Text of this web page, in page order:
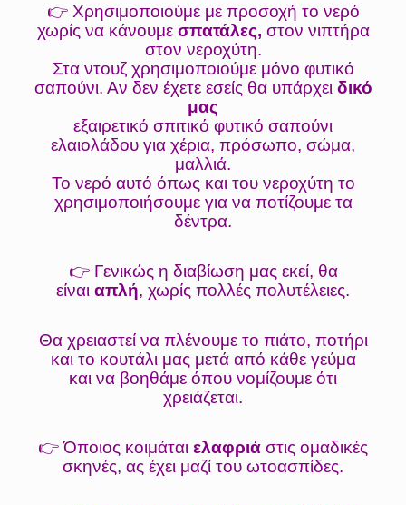
👉 Χρησιμοποιούμε με προσοχή το νερό
χωρίς να κάνουμε σπατάλες, στον νιπτήρα
στον νεροχύτη.
Στα ντουζ χρησιμοποιούμε μόνο φυτικό
σαπούνι. Αν δεν έχετε εσείς θα υπάρχει δικό
μας
εξαιρετικό σπιτικό φυτικό σαπούνι
ελαιολάδου για χέρια, πρόσωπο, σώμα,
μαλλιά.
Το νερό αυτό όπως και του νεροχύτη το
χρησιμοποιήσουμε για να ποτίζουμε τα
δέντρα.
👉 Γενικώς η διαβίωση μας εκεί, θα
είναι απλή, χωρίς πολλές πολυτέλειες.
Θα χρειαστεί να πλένουμε το πιάτο, ποτήρι
και το κουτάλι μας μετά από κάθε γεύμα
και να βοηθάμε όπου νομίζουμε ότι
χρειάζεται.
👉 Όποιος κοιμάται ελαφριά στις ομαδικές
σκηνές, ας έχει μαζί του ωτοασπίδες.